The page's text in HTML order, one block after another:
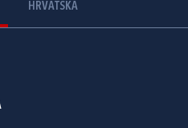
HRVATSKA